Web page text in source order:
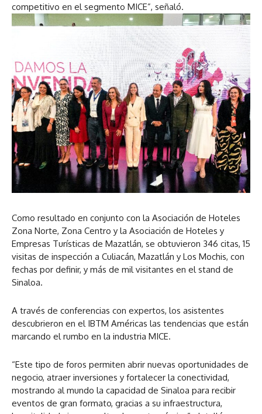
competitivo en el segmento MICE”, señaló.
Como resultado en conjunto con la Asociación de Hoteles
Zona Norte, Zona Centro y la Asociación de Hoteles y
Empresas Turísticas de Mazatlán, se obtuvieron 346 citas, 15
visitas de inspección a Culiacán, Mazatlán y Los Mochis, con
fechas por definir, y más de mil visitantes en el stand de
Sinaloa.
A través de conferencias con expertos, los asistentes
descubrieron en el IBTM Américas las tendencias que están
marcando el rumbo en la industria MICE.
“Este tipo de foros permiten abrir nuevas oportunidades de
negocio, atraer inversiones y fortalecer la conectividad,
mostrando al mundo la capacidad de Sinaloa para recibir
eventos de gran formato, gracias a su infraestructura,